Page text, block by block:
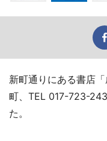
新町通りにある書店
町、TEL 017-723-
た。